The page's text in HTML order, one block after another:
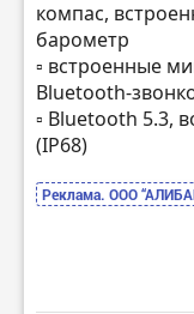
компас,
барометр
▫️ встроенные
Bluetooth-
▫️ Bluetooth 5.3,
(IP68)
Реклама. ООО